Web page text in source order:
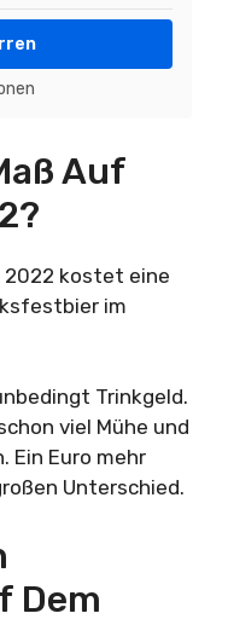
Auf
kostet eine
im
Trinkgeld.
viel Mühe und
Ein Euro mehr
Unterschied.
Dem